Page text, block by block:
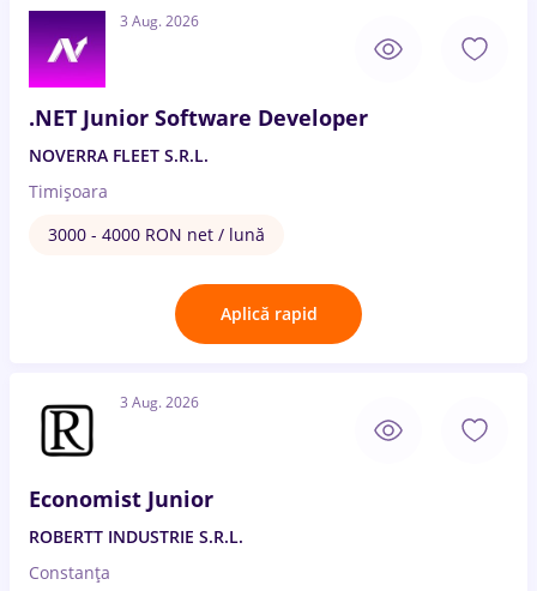
3 Aug. 2026
.NET Junior Software Developer
NOVERRA FLEET S.R.L.
Timișoara
3000 - 4000 RON net / lună
Aplică rapid
3 Aug. 2026
Economist Junior
ROBERTT INDUSTRIE S.R.L.
Constanța